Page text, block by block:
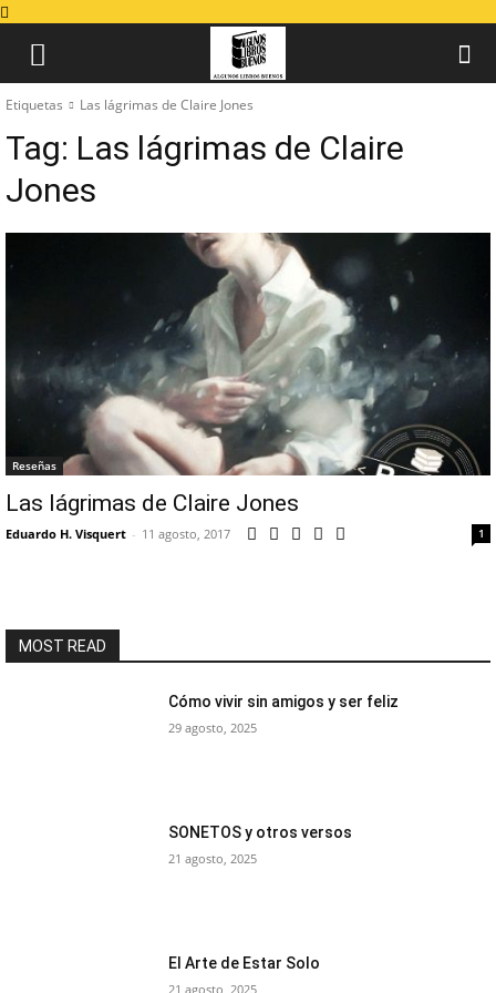
Etiquetas Las lágrimas de Claire Jones
Tag: Las lágrimas de Claire
Jones
Reseñas
Las lágrimas de Claire Jones
Eduardo H. Visquert - 11 agosto, 2017 1
MOST READ
Cómo vivir sin amigos y ser feliz
29 agosto, 2025
SONETOS y otros versos
21 agosto, 2025
El Arte de Estar Solo
21 agosto, 2025